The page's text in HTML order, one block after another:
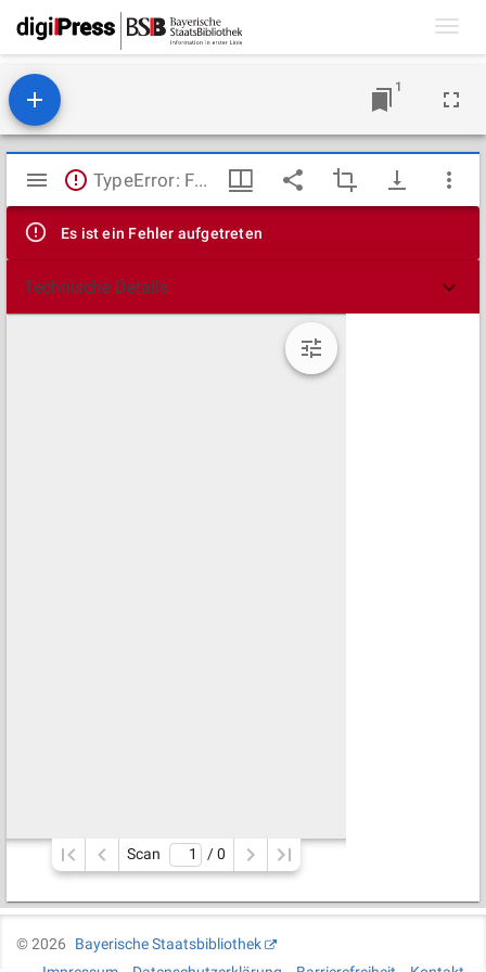
1
Mirador
Viewer
TypeError: Failed to fetch
Es ist ein Fehler aufgetreten
Technische Details
Scan / 0
©2026
Bayerische Staatsbibliothek